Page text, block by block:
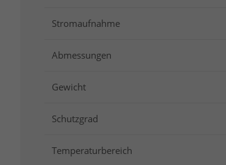
Stromaufnahme
Abmessungen
Gewicht
Schutzgrad
Temperaturbereich